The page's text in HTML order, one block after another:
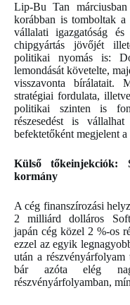
Lip-Bu Tan
korábban is tomboltak a
vállalati igazgatóság
chipgyártás jövőjét
politikai nyomás is:
lemondását követelte,
visszavonta bírálatait.
stratégiai fordulata,
politikai szinten is
részesedést is
befektetőként megjelent
Külső tőkeinjekciók:
kormány
A cég finanszírozási
2 milliárd dolláros
japán cég közel 2 %-os
ezzel az egyik
után a
bár azóta elég
részvényárfolyamban,